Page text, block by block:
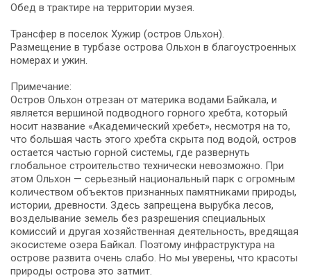
Обед в трактире на территории музея.
Трансфер в поселок Хужир (остров Ольхон).
Размещение в турбазе острова Ольхон в благоустроенных
номерах и ужин.
Примечание:
Остров Ольхон отрезан от материка водами Байкала, и
является вершиной подводного горного хребта, который
носит название «Академический хребет», несмотря на то,
что большая часть этого хребта скрыта под водой, остров
остается частью горной системы, где развернуть
глобальное строительство технически невозможно. При
этом Ольхон — серьезный национальный парк с огромным
количеством объектов признанных памятниками природы,
истории, древности. Здесь запрещена вырубка лесов,
возделывание земель без разрешения специальных
комиссий и другая хозяйственная деятельность, вредящая
экосистеме озера Байкал. Поэтому инфраструктура на
острове развита очень слабо. Но мы уверены, что красоты
природы острова это затмит.